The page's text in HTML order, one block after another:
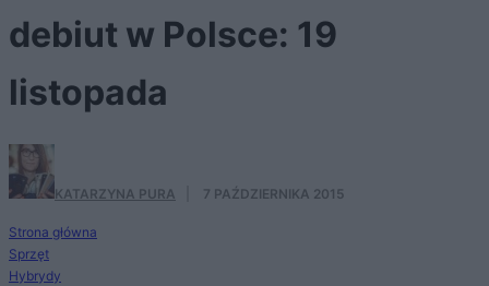
debiut w Polsce: 19
listopada
KATARZYNA PURA 7 PAŹDZIERNIKA 2015
Strona główna
Sprzęt
Hybrydy